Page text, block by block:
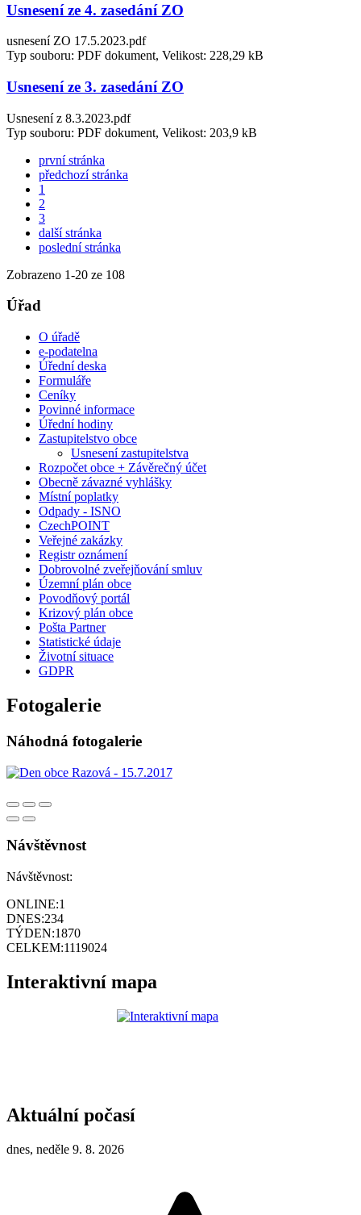
Usnesení ze 4. zasedání ZO
usnesení ZO 17.5.2023.pdf
Typ souboru: PDF dokument, Velikost: 228,29 kB
Usnesení ze 3. zasedání ZO
Usnesení z 8.3.2023.pdf
Typ souboru: PDF dokument, Velikost: 203,9 kB
první stránka
předchozí stránka
1
2
3
další stránka
poslední stránka
Zobrazeno 1-20 ze 108
Úřad
O úřadě
e-podatelna
Úřední deska
Formuláře
Ceníky
Povinné informace
Úřední hodiny
Zastupitelstvo obce
Usnesení zastupitelstva
Rozpočet obce + Závěrečný účet
Obecně závazné vyhlášky
Místní poplatky
Odpady - ISNO
CzechPOINT
Veřejné zakázky
Registr oznámení
Dobrovolné zveřejňování smluv
Územní plán obce
Povodňový portál
Krizový plán obce
Pošta Partner
Statistické údaje
Životní situace
GDPR
Fotogalerie
Náhodná fotogalerie
Návštěvnost
Návštěvnost:
ONLINE:1
DNES:234
TÝDEN:1870
CELKEM:1119024
Interaktivní mapa
Aktuální počasí
dnes, neděle 9. 8. 2026